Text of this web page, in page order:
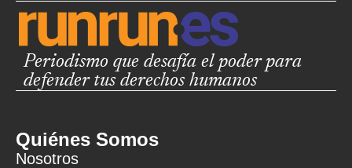
Periodismo que desafía el poder para
defender tus derechos humanos
Quiénes Somos
Nosotros